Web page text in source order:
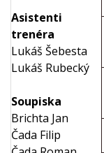
Asistenti
trenéra
Lukáš Šebesta
Lukáš Rubecký
Soupiska
Brichta Jan
Čada Filip